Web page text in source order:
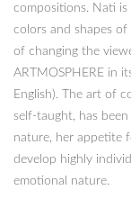
compositions. Nati
colors and shapes of
of changing the
ARTMOSPHERE in
English). The art of
self-taught, has
nature, her appetite
develop highly
emotional nature.